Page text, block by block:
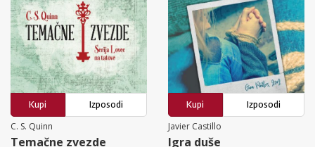
Kupi
Izposodi
C. S. Quinn
Temačne zvezde
Kupi
Izposodi
Javier Castillo
Igra duše